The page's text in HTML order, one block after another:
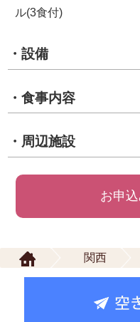
関西
ル(3食付)
・設備
・食事内容
・周辺施設
お申